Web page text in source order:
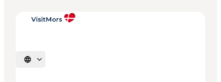
Sprache auswählen